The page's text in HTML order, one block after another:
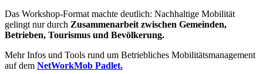
Das Workshop-Format machte deutlich: Nachhaltige Mobilität
gelingt nur durch Zusammenarbeit zwischen Gemeinden,
Betrieben, Tourismus und Bevölkerung.
Mehr Infos und Tools rund um Betriebliches Mobilitätsmanagement
auf dem NetWorkMob Padlet.